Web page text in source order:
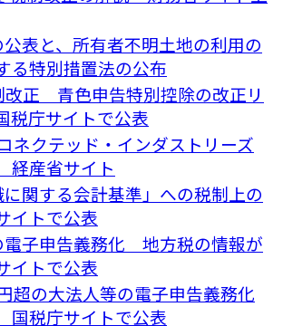
表と、所有者不明土地の利用の
る特別措置法の公布
改正 青色申告特別控除の改正リ
庁サイトで公表
ネクテッド・インダストリーズ
産省サイト
に関する会計基準」への税制上の
トで公表
電子申告義務化 地方税の情報が
イトで公表
超の大法人等の電子申告義務化
税庁サイトで公表